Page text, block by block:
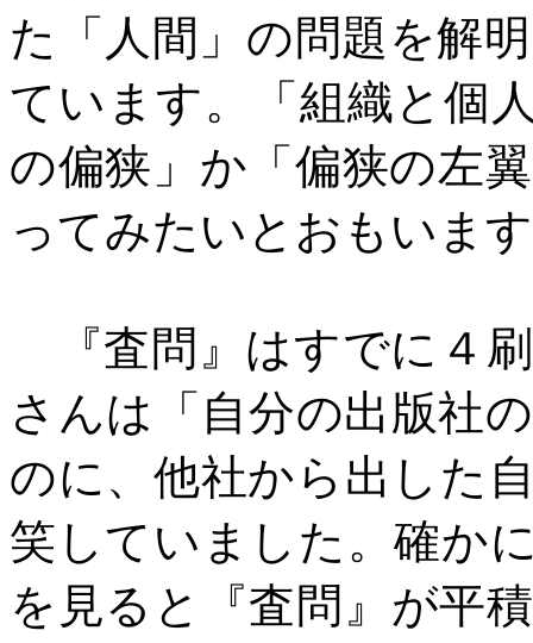
た「人間」の問題を解
ています。「組織と個
の偏狭」か「偏狭の左
ってみたいとおもいま
『査問』はすでに４
さんは「自分の出版社
のに、他社から出した
笑していました。確か
を見ると『査問』が平